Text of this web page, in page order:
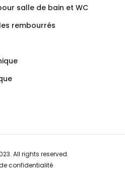
salle de bain et WC
rembourrés
All rights reserved.
confidentialité